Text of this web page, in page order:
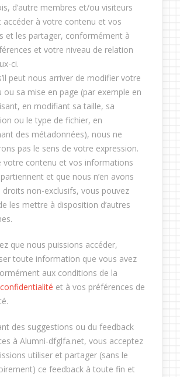
d’autre membres et/ou visiteurs
accéder à votre contenu et vos
et les partager, conformément à
et votre niveau de relation
ci.
peut nous arriver de modifier votre
ou sa mise en page (par exemple en
en modifiant sa taille, sa
ou le type de fichier, en
des métadonnées), nous ne
pas le sens de votre expression.
votre contenu et vos informations
et que nous n’en avons
droits non-exclusifs, vous pouvez
les mettre à disposition d’autres
que nous puissions accéder,
toute information que vous avez
aux conditions de la
et à vos préférences de
des suggestions ou du feedback
à Alumni-dfglfa.net, vous acceptez
utiliser et partager (sans le
ce feedback à toute fin et